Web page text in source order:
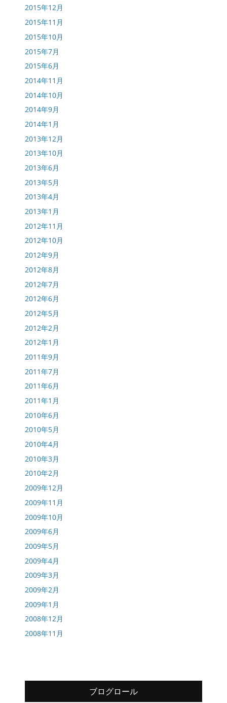
2015年12月
2015年11月
2015年10月
2015年7月
2015年6月
2014年11月
2014年10月
2014年9月
2014年1月
2013年12月
2013年10月
2013年6月
2013年5月
2013年4月
2013年1月
2012年11月
2012年10月
2012年9月
2012年8月
2012年7月
2012年6月
2012年5月
2012年2月
2012年1月
2011年9月
2011年7月
2011年6月
2011年1月
2010年6月
2010年5月
2010年4月
2010年3月
2010年2月
2009年12月
2009年11月
2009年10月
2009年6月
2009年5月
2009年4月
2009年3月
2009年2月
2009年1月
2008年12月
2008年11月
ブログロール